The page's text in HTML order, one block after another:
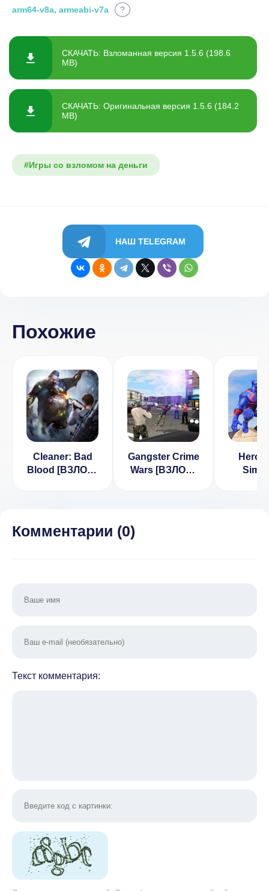
arm64-v8a, armeabi-v7a
?
СКАЧАТЬ: Взломанная версия 1.5.6 (198.6
MB)
СКАЧАТЬ: Оригинальная версия 1.5.6 (184.2
MB)
#Игры со взломом на деньги
НАШ TELEGRAM
Похожие
Cleaner: Bad
Blood [ВЗЛОМ:
Gangster Crime
Wars [ВЗЛОМ:
Hero
Комментарии (0)
Текст комментария: